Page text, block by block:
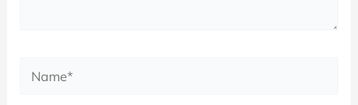
Name*